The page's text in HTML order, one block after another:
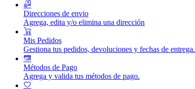
Direcciones de envio
Agrega, edita y/o elimina una dirección
Mis Pedidos
Gestiona tus pedidos, devoluciones y fechas de entrega.
Métodos de Pago
Agrega y valida tus métodos de pago.